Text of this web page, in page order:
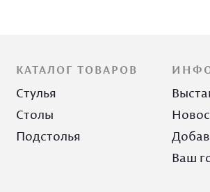
КАТАЛОГ ТОВАРОВ
Стулья
Столы
Подстолья
Ваш